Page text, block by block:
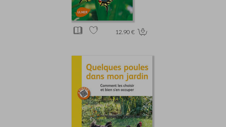
12.90 €